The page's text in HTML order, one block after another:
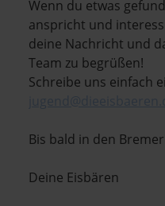
Wenn du etwas
anspricht und
deine Nachricht und
Team zu begrüßen!
Schreibe uns einfach
Bis bald in den
Deine Eisbären